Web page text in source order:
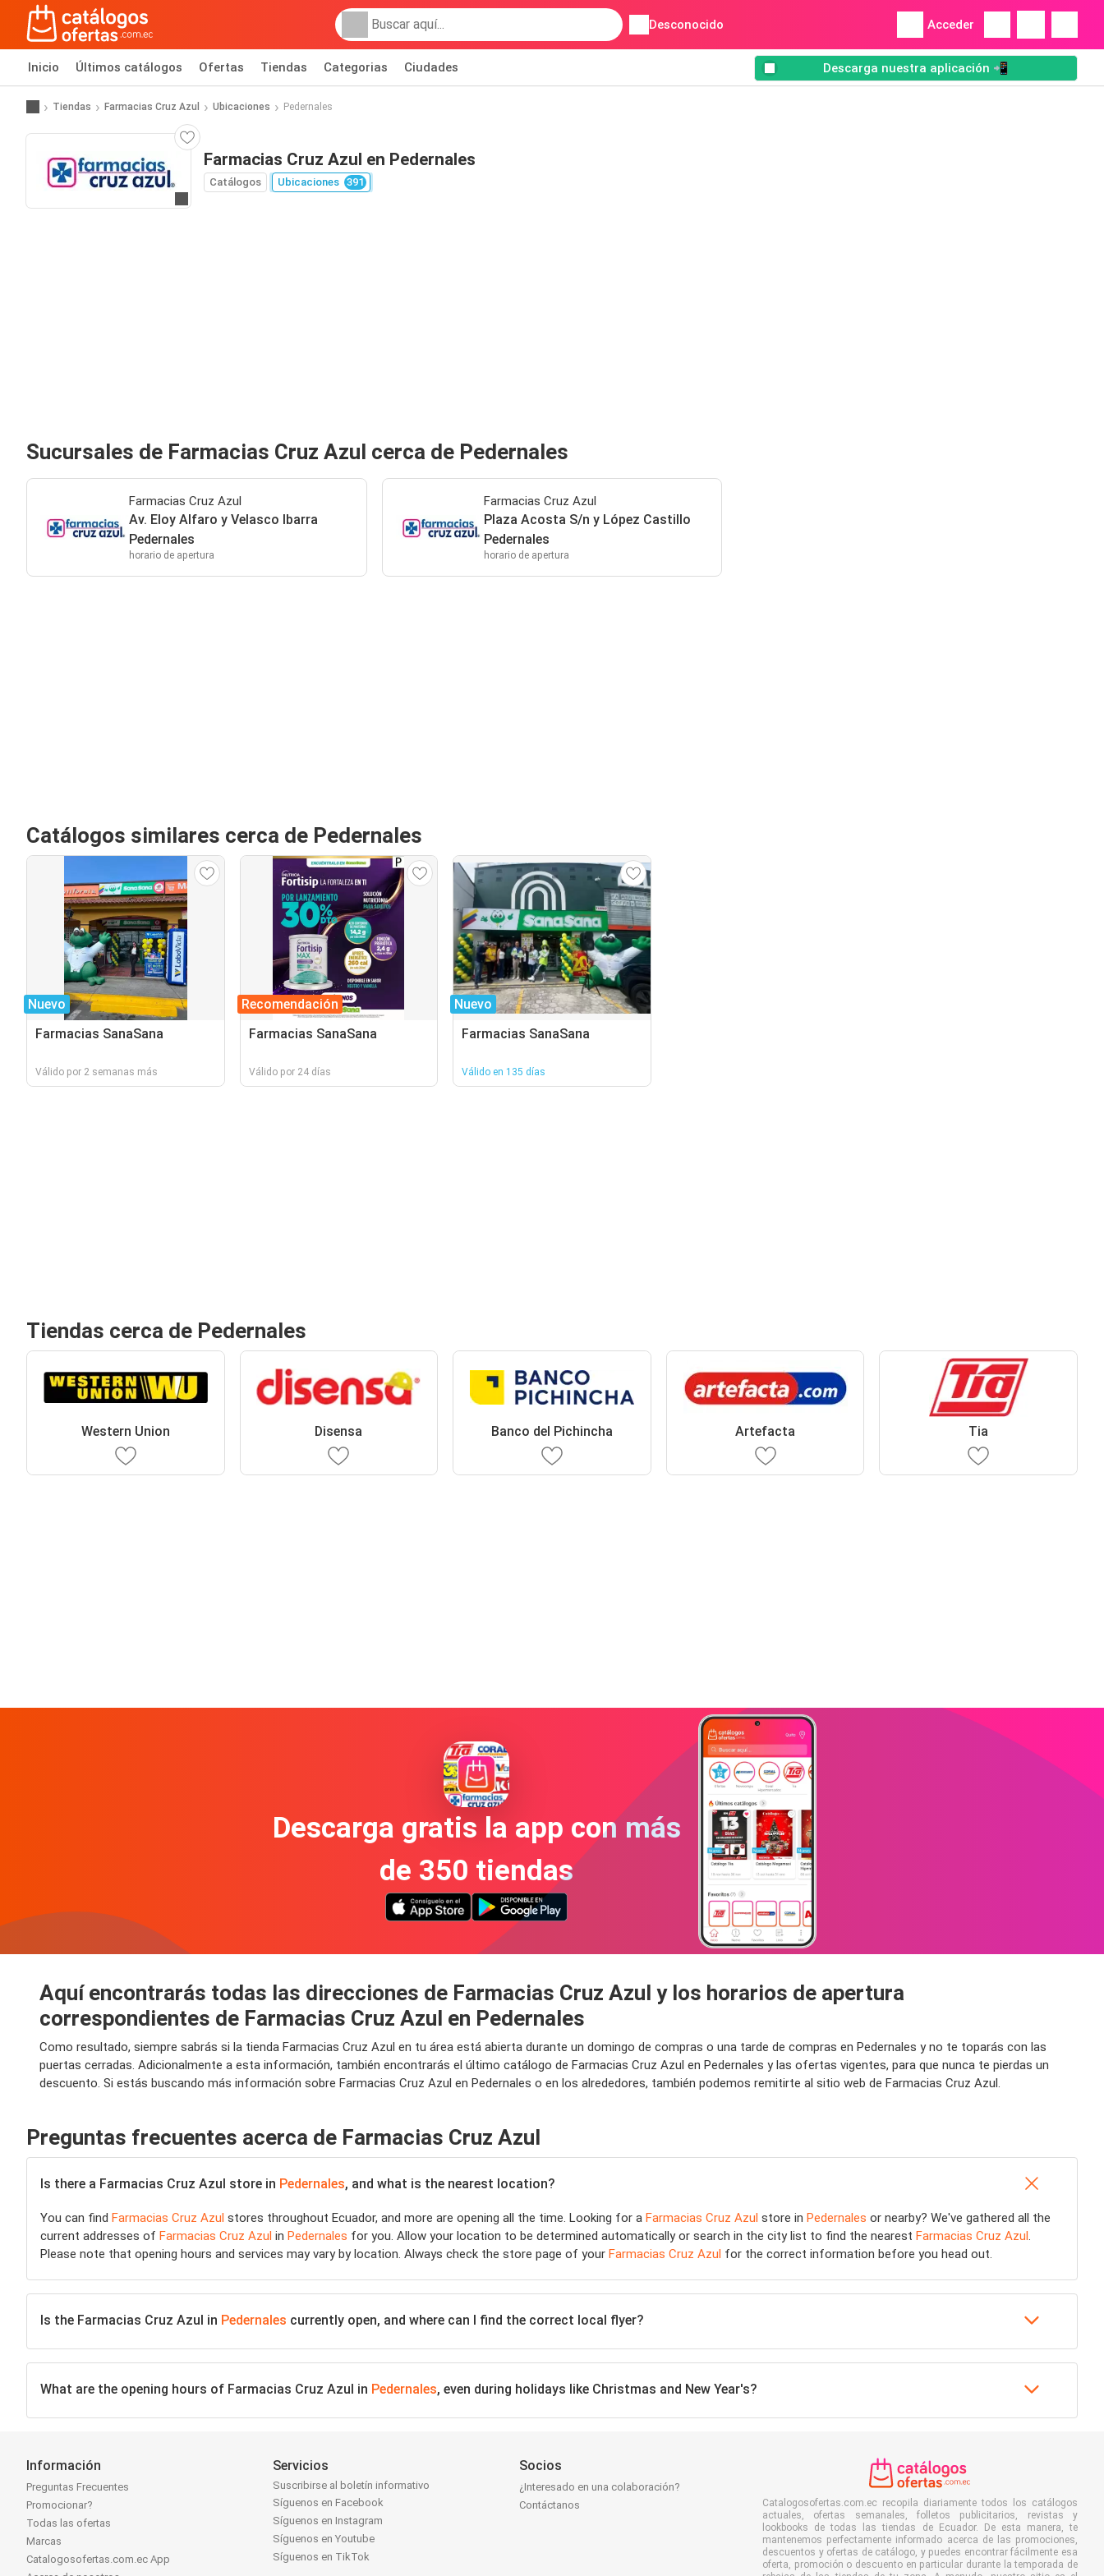
Desconocido Acceder
Inicio Últimos catálogos Ofertas Tiendas Categorias Ciudades Descarga nuestra aplicación 📲
Tiendas Farmacias Cruz Azul Ubicaciones Pedernales
Farmacias Cruz Azul en Pedernales
Catálogos Ubicaciones 391
Sucursales de Farmacias Cruz Azul cerca de Pedernales
Farmacias Cruz Azul
Av. Eloy Alfaro y Velasco Ibarra
Pedernales
horario de apertura
Farmacias Cruz Azul
Plaza Acosta S/n y López Castillo
Pedernales
horario de apertura
Catálogos similares cerca de Pedernales
Nuevo
Farmacias SanaSana
Válido por 2 semanas más
Recomendación
Farmacias SanaSana
Válido por 24 días
Nuevo
Farmacias SanaSana
Válido en 135 días
Tiendas cerca de Pedernales
Western Union Disensa Banco del Pichincha Artefacta Tia
Descarga gratis la app con más
de 350 tiendas
Aquí encontrarás todas las direcciones de Farmacias Cruz Azul y los horarios de apertura
correspondientes de Farmacias Cruz Azul en Pedernales
Como resultado, siempre sabrás si la tienda Farmacias Cruz Azul en tu área está abierta durante un domingo de compras o una tarde de compras en Pedernales y no te toparás con las
puertas cerradas. Adicionalmente a esta información, también encontrarás el último catálogo de Farmacias Cruz Azul en Pedernales y las ofertas vigentes, para que nunca te pierdas un
descuento. Si estás buscando más información sobre Farmacias Cruz Azul en Pedernales o en los alrededores, también podemos remitirte al sitio web de Farmacias Cruz Azul.
Preguntas frecuentes acerca de Farmacias Cruz Azul
Is there a Farmacias Cruz Azul store in Pedernales, and what is the nearest location?
You can find Farmacias Cruz Azul stores throughout Ecuador, and more are opening all the time. Looking for a Farmacias Cruz Azul store in Pedernales or nearby? We've gathered all the
current addresses of Farmacias Cruz Azul in Pedernales for you. Allow your location to be determined automatically or search in the city list to find the nearest Farmacias Cruz Azul.
Please note that opening hours and services may vary by location. Always check the store page of your Farmacias Cruz Azul for the correct information before you head out.
Is the Farmacias Cruz Azul in Pedernales currently open, and where can I find the correct local flyer?
What are the opening hours of Farmacias Cruz Azul in Pedernales, even during holidays like Christmas and New Year's?
Información
Preguntas Frecuentes
Promocionar?
Todas las ofertas
Marcas
Catalogosofertas.com.ec App
Servicios
Suscribirse al boletín informativo
Síguenos en Facebook
Síguenos en Instagram
Síguenos en Youtube
Síguenos en TikTok
Socios
¿Interesado en una colaboración?
Contáctanos
Catalogosofertas.com.ec recopila diariamente todos los catálogos
actuales, ofertas semanales, folletos publicitarios, revistas y
lookbooks de todas las tiendas de Ecuador. De esta manera, te
mantenemos perfectamente informado acerca de las promociones,
descuentos y ofertas de catálogo, y puedes encontrar fácilmente esa
oferta, promoción o descuento en particular durante la temporada de